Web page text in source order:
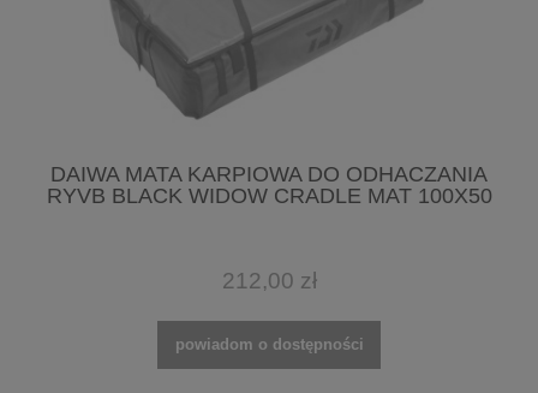
DAIWA MATA KARPIOWA DO ODHACZANIA
RYVB BLACK WIDOW CRADLE MAT 100X50
212,00 zł
powiadom o dostępności